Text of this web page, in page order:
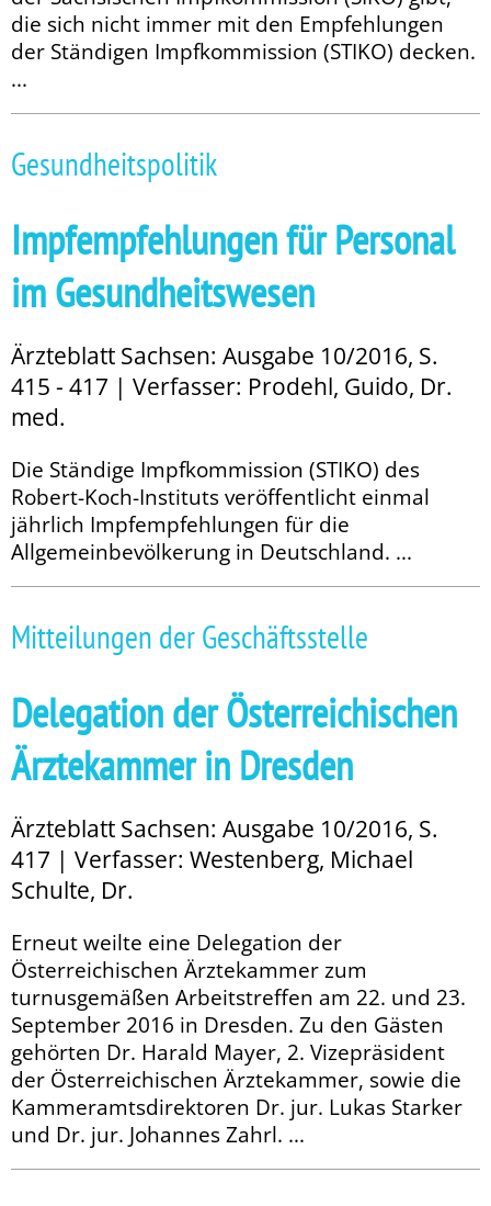
die sich nicht immer mit den Empfehlungen
der Ständigen Impfkommission (STIKO) decken.
...
Gesundheitspolitik
Impfempfehlungen für Personal
im Gesundheitswesen
Ärzteblatt Sachsen: Ausgabe 10/2016, S.
415 - 417 | Verfasser: Prodehl, Guido, Dr.
med.
Die Ständige Impfkommission (STIKO) des
Robert-Koch-Instituts veröffentlicht einmal
jährlich Impfempfehlungen für die
Allgemeinbevölkerung in Deutschland. ...
Mitteilungen der Geschäftsstelle
Delegation der Österreichischen
Ärztekammer in Dresden
Ärzteblatt Sachsen: Ausgabe 10/2016, S.
417 | Verfasser: Westenberg, Michael
Schulte, Dr.
Erneut weilte eine Delegation der
Österreichischen Ärztekammer zum
turnusgemäßen Arbeitstreffen am 22. und 23.
September 2016 in Dresden. Zu den Gästen
gehörten Dr. Harald Mayer, 2. Vizepräsident
der Österreichischen Ärztekammer, so­­wie die
Kammeramtsdirektoren Dr. jur. Lukas Starker
und Dr. jur. Johannes Zahrl. ...